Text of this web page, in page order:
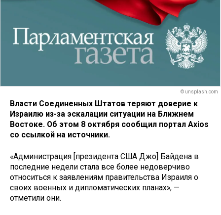
© unsplash.com
Власти Соединенных Штатов теряют доверие к
Израилю из-за эскалации ситуации на Ближнем
Востоке. Об этом 8 октября сообщил портал Axios
со ссылкой на источники.
«Администрация [президента США Джо] Байдена в
последние недели стала все более недоверчиво
относиться к заявлениям правительства Израиля о
своих военных и дипломатических планах», —
отметили они.